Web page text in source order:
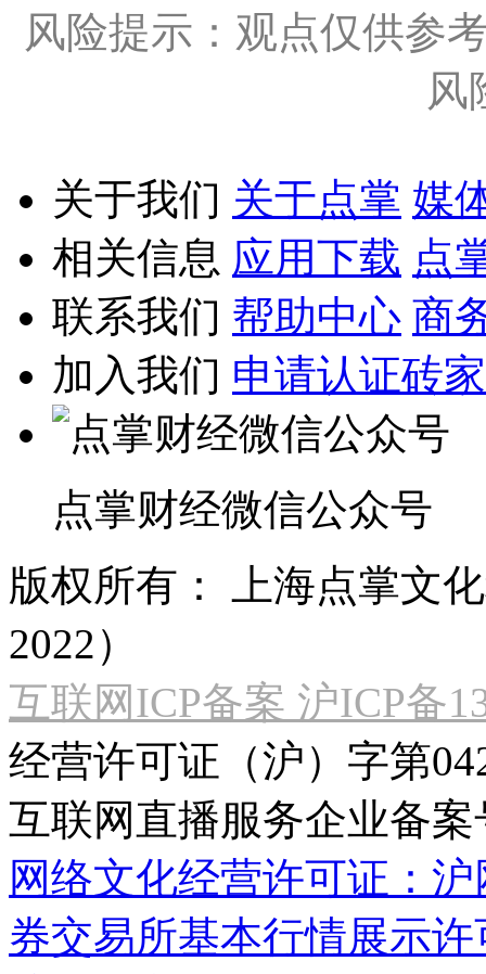
风险提示：观点仅供参
风
关于我们 关于点掌 媒
相关信息 应用下载 点
联系我们 帮助中心 商
加入我们 申请认证砖家
点掌财经微信公众号
版权所有：
上海点掌文
2022）
互联网ICP备案 沪ICP备
经营许可证（沪）字第
互联网直播服务企业备案
网络文化经营许可证：
券交易所基本行情展示许